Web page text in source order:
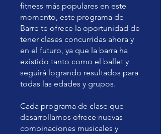
fitness más populares en este
momento, este programa de
Barre te ofrece la oportunidad de
tener clases concurridas ahora y
en el futuro, ya que la barra ha
existido tanto como el ballet y
seguirá logrando resultados para
todas las edades y grupos.
Cada programa de clase que
desarrollamos ofrece nuevas
combinaciones musicales y